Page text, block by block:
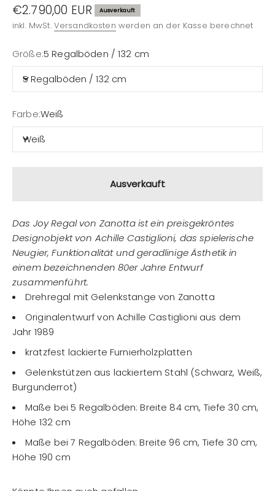
Angebot
€2.790,00 EUR Ausverkauft
inkl. MwSt. Versandkosten werden an der Kasse berechnet
Größe:5 Regalböden / 132 cm
5 Regalböden / 132 cm
Farbe:Weiß
Weiß
Ausverkauft
Das Joy Regal von Zanotta ist ein preisgekröntes
Designobjekt von Achille Castiglioni, das spielerische
Neugier, Funktionalität und geradlinige Ästhetik in
einem bezeichnenden 80er Jahre Entwurf
zusammenführt.
Drehregal mit Gelenkstange von Zanotta
Originalentwurf von Achille Castiglioni aus dem
Jahr 1989
kratzfest lackierte Furnierholzplatten
Gelenkstützen aus lackiertem Stahl (Schwarz, Weiß,
Burgunderrot)
Maße bei 5 Regalböden: Breite 84 cm, Tiefe 30 cm,
Höhe 132 cm
Maße bei 7 Regalböden: Breite 96 cm, Tiefe 30 cm,
Höhe 190 cm